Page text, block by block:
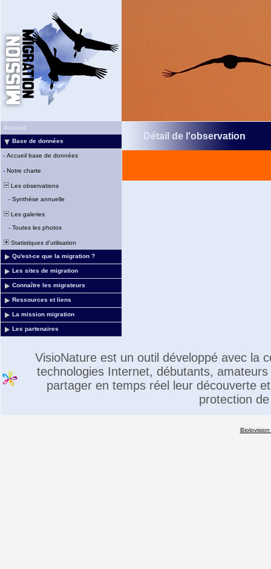
Accueil
Base de données
- Accueil base de données
- Notre charte
Les observations
- Synthèse annuelle
Les galeries
- Toutes les photos
Statistiques d'utilisation
Qu'est-ce que la migration ?
Les sites de migration
Connaître les migrateurs
Ressources et liens
La mission migration
Les partenaires
Détail de l'observation
VisioNature est un outil développé avec la
technologies Internet, débutants,
partager en temps réel leur découverte
protection
Biolovision